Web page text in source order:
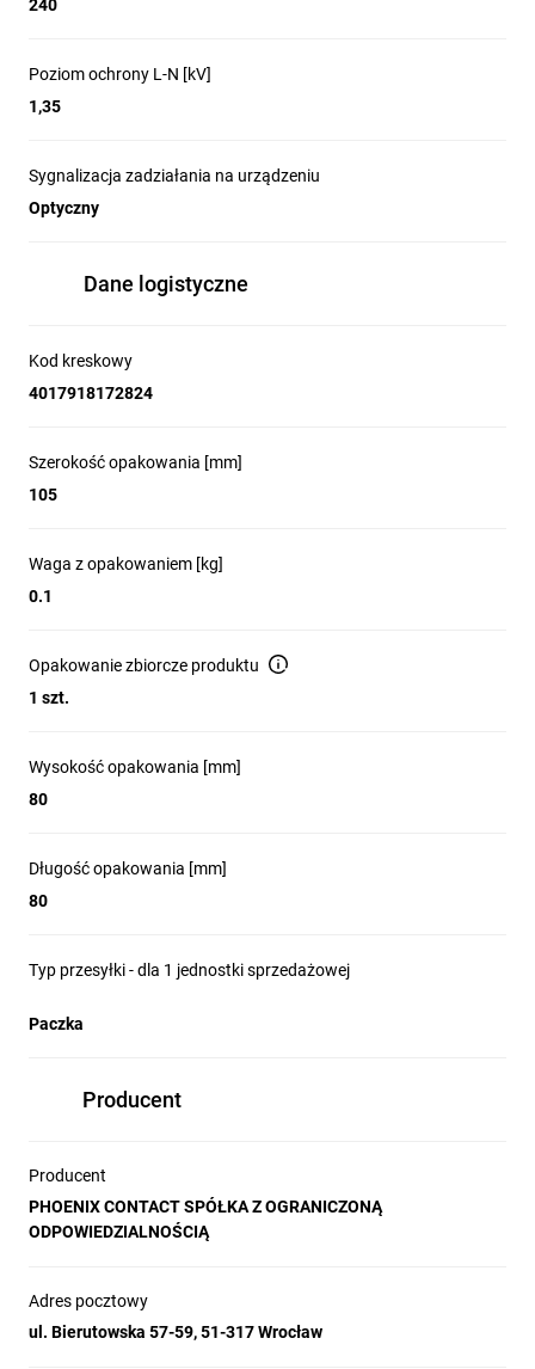
240
Poziom ochrony L-N [kV]
1,35
Sygnalizacja zadziałania na urządzeniu
Optyczny
Dane logistyczne
Kod kreskowy
4017918172824
Szerokość opakowania [mm]
105
Waga z opakowaniem [kg]
0.1
Opakowanie zbiorcze produktu
1 szt.
Wysokość opakowania [mm]
80
Długość opakowania [mm]
80
Typ przesyłki - dla 1 jednostki sprzedażowej
Paczka
Producent
Producent
PHOENIX CONTACT SPÓŁKA Z OGRANICZONĄ
ODPOWIEDZIALNOŚCIĄ
Adres pocztowy
ul. Bierutowska 57-59, 51-317 Wrocław